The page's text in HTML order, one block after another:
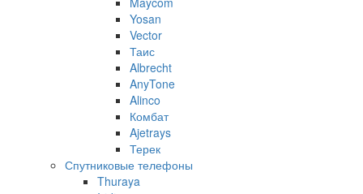
Yosan
Vector
Таис
Albrecht
AnyTone
Alinco
Комбат
Ajetrays
Терек
Спутниковые телефоны
Thuraya